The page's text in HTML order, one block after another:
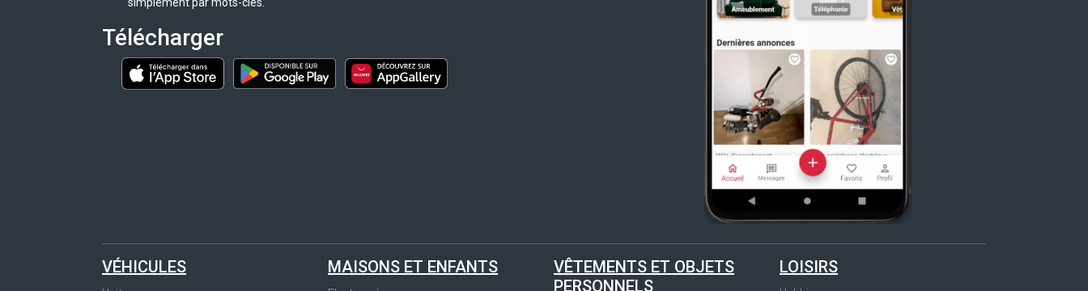
Télécharger
VÉHICULES MAISONS ET ENFANTS
VÊTEMENTS ET OBJETS
PERSONNELS
LOISIRS